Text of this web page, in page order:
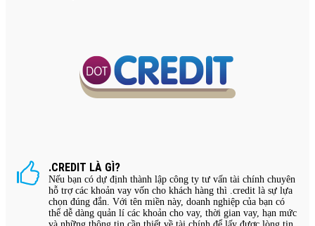
.CREDIT LÀ GÌ?
Nếu bạn có dự định thành lập công ty tư vấn tài chính chuyên
hỗ trợ các khoản vay vốn cho khách hàng thì .credit là sự lựa
chọn đúng đắn. Với tên miền này, doanh nghiệp của bạn có
thể dễ dàng quản lí các khoản cho vay, thời gian vay, hạn mức